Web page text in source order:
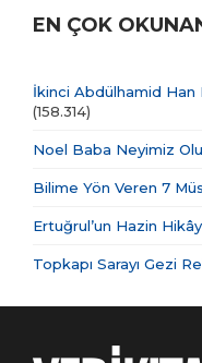
EN ÇOK
İkinci Abdülhamid Han
(158.314)
Noel Baba Neyimiz
Bilime Yön Veren 7
Ertuğrul’un Hazin
Topkapı Sarayı Gezi